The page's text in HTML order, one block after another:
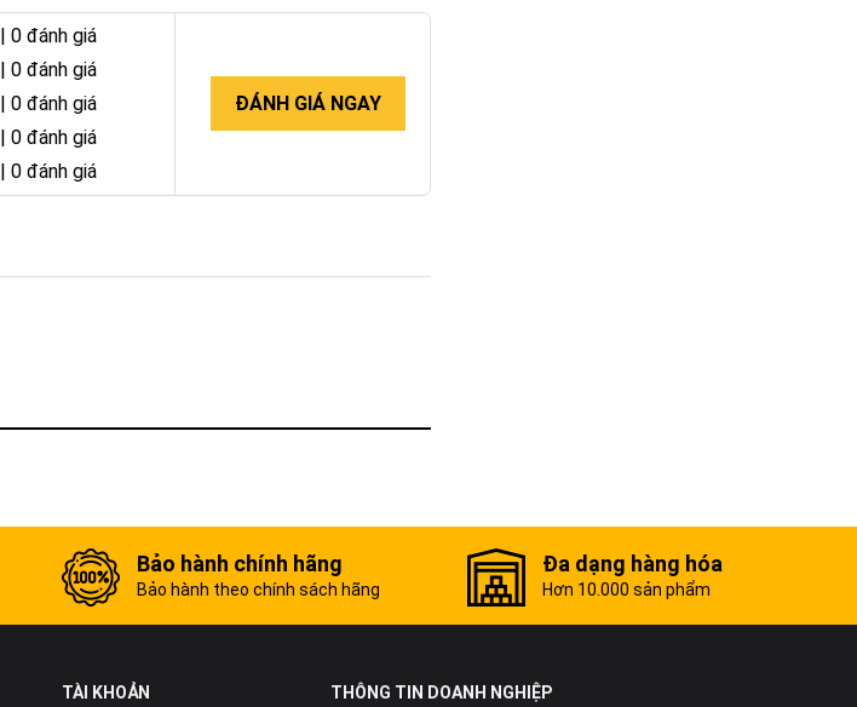
| 0 đánh giá
| 0 đánh giá
| 0 đánh giá
| 0 đánh giá
| 0 đánh giá
ĐÁNH GIÁ NGAY
Bảo hành chính hãng
Bảo hành theo chính sách hãng
Đa dạng hàng hóa
Hơn 10.000 sản phẩm
TÀI KHOẢN THÔNG TIN DOANH NGHIỆP